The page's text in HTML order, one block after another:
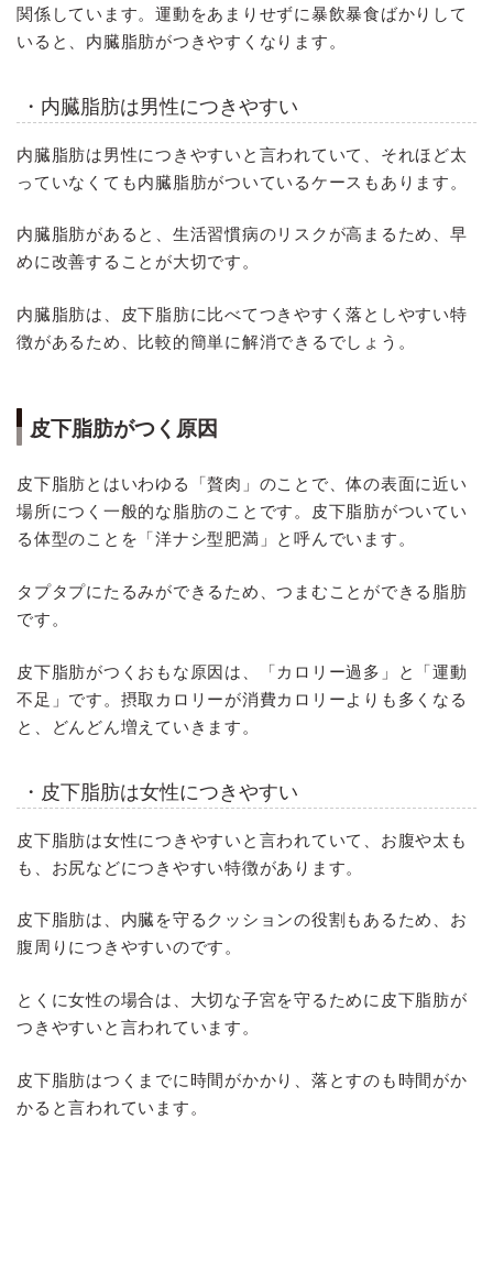
関係しています。運動をあまりせずに暴飲暴食ばかりして
いると、内臓脂肪がつきやすくなります。
・内臓脂肪は男性につきやすい
内臓脂肪は男性につきやすいと言われていて、それほど太
っていなくても内臓脂肪がついているケースもあります。
内臓脂肪があると、生活習慣病のリスクが高まるため、早
めに改善することが大切です。
内臓脂肪は、皮下脂肪に比べてつきやすく落としやすい特
徴があるため、比較的簡単に解消できるでしょう。
皮下脂肪がつく原因
皮下脂肪とはいわゆる「贅肉」のことで、体の表面に近い
場所につく一般的な脂肪のことです。皮下脂肪がついてい
る体型のことを「洋ナシ型肥満」と呼んでいます。
タプタプにたるみができるため、つまむことができる脂肪
です。
皮下脂肪がつくおもな原因は、「カロリー過多」と「運動
不足」です。摂取カロリーが消費カロリーよりも多くなる
と、どんどん増えていきます。
・皮下脂肪は女性につきやすい
皮下脂肪は女性につきやすいと言われていて、お腹や太も
も、お尻などにつきやすい特徴があります。
皮下脂肪は、内臓を守るクッションの役割もあるため、お
腹周りにつきやすいのです。
とくに女性の場合は、大切な子宮を守るために皮下脂肪が
つきやすいと言われています。
皮下脂肪はつくまでに時間がかかり、落とすのも時間がか
かると言われています。